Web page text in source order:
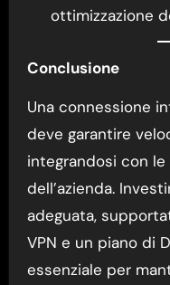
ottimizzazione
Conclusione
Una connessione
deve garantire
integrandosi con
dell’azienda.
adeguata,
VPN e un piano di
essenziale per